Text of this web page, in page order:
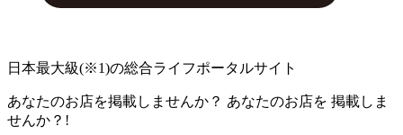
日本最大級(※1)の総合ライフポータルサイト
あなたのお店を掲載しませんか？ あなたのお店を 掲載しま
せんか？!